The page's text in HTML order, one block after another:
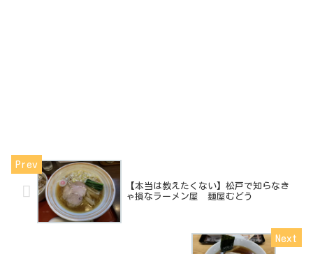
【本当は教えたくない】松戸で知らなき
ゃ損なラーメン屋 麺屋むどう